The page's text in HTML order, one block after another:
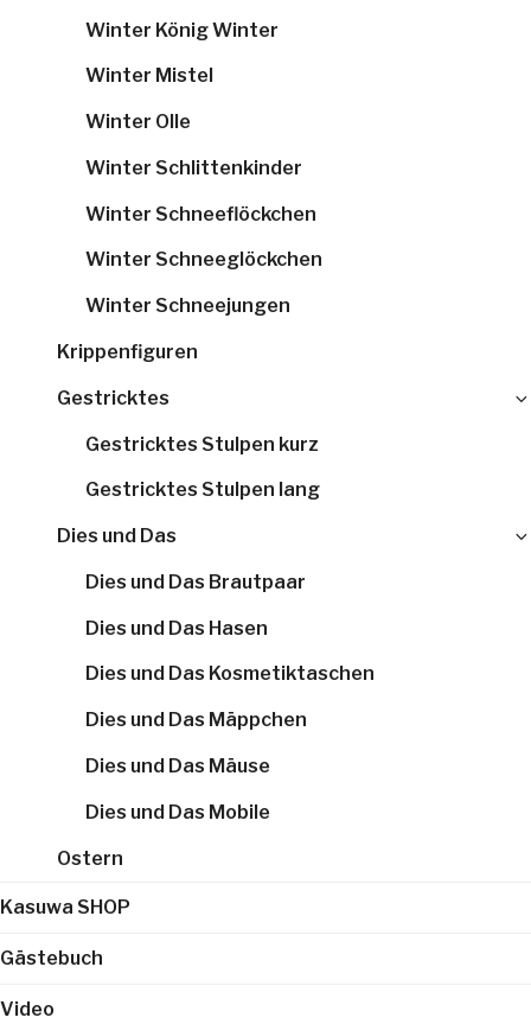
Winter König Winter
Winter Mistel
Winter Olle
Winter Schlittenkinder
Winter Schneeflöckchen
Winter Schneeglöckchen
Winter Schneejungen
Krippenfiguren
Gestricktes
Gestricktes Stulpen kurz
Gestricktes Stulpen lang
Dies und Das
Dies und Das Brautpaar
Dies und Das Hasen
Dies und Das Kosmetiktaschen
Dies und Das Mäppchen
Dies und Das Mäuse
Dies und Das Mobile
Ostern
Kasuwa SHOP
Gästebuch
Video